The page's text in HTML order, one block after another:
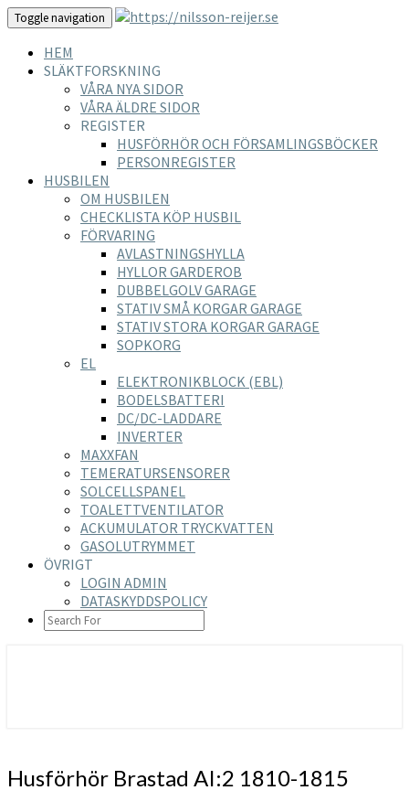
Toggle navigation
HEM
SLÄKTFORSKNING
VÅRA NYA SIDOR
VÅRA ÄLDRE SIDOR
REGISTER
HUSFÖRHÖR OCH FÖRSAMLINGSBÖCKER
PERSONREGISTER
HUSBILEN
OM HUSBILEN
CHECKLISTA KÖP HUSBIL
FÖRVARING
AVLASTNINGSHYLLA
HYLLOR GARDEROB
DUBBELGOLV GARAGE
STATIV SMÅ KORGAR GARAGE
STATIV STORA KORGAR GARAGE
SOPKORG
EL
ELEKTRONIKBLOCK (EBL)
BODELSBATTERI
DC/DC-LADDARE
INVERTER
MAXXFAN
TEMERATURSENSORER
SOLCELLSPANEL
TOALETTVENTILATOR
ACKUMULATOR TRYCKVATTEN
GASOLUTRYMMET
ÖVRIGT
LOGIN ADMIN
DATASKYDDSPOLICY
SEARCH
ICON
Husförhör
Brastad
Husförhör Brastad AI:2 1810-1815